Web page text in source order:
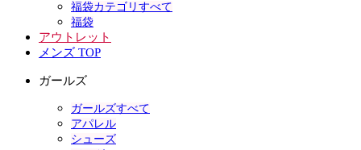
福袋カテゴリすべて
福袋
アウトレット
メンズ TOP
ガールズ
ガールズすべて
アパレル
シューズ